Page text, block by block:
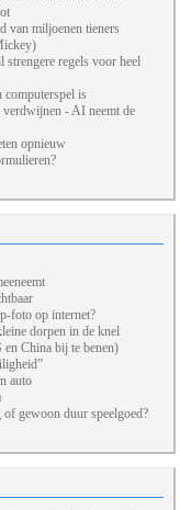
van miljoenen tieners
regels voor heel
computerspel is
verdwijnen - AI neemt de
opnieuw
foto op internet?
dorpen in de knel
China bij te benen)
auto
gewoon duur speelgoed?